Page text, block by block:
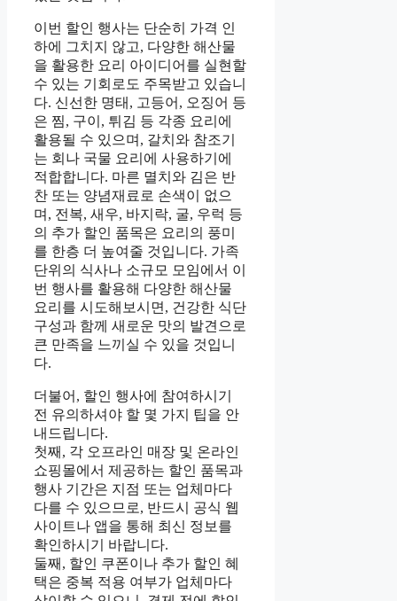
이번 할인 행사는 단순히 가격 인
하에 그치지 않고, 다양한 해산물
을 활용한 요리 아이디어를 실현할
수 있는 기회로도 주목받고 있습니
다. 신선한 명태, 고등어, 오징어 등
은 찜, 구이, 튀김 등 각종 요리에
활용될 수 있으며, 갈치와 참조기
는 회나 국물 요리에 사용하기에
적합합니다. 마른 멸치와 김은 반
찬 또는 양념재료로 손색이 없으
며, 전복, 새우, 바지락, 굴, 우럭 등
의 추가 할인 품목은 요리의 풍미
를 한층 더 높여줄 것입니다. 가족
단위의 식사나 소규모 모임에서 이
번 행사를 활용해 다양한 해산물
요리를 시도해보시면, 건강한 식단
구성과 함께 새로운 맛의 발견으로
큰 만족을 느끼실 수 있을 것입니
다.
더불어, 할인 행사에 참여하시기
전 유의하셔야 할 몇 가지 팁을 안
내드립니다.
첫째, 각 오프라인 매장 및 온라인
쇼핑몰에서 제공하는 할인 품목과
행사 기간은 지점 또는 업체마다
다를 수 있으므로, 반드시 공식 웹
사이트나 앱을 통해 최신 정보를
확인하시기 바랍니다.
둘째, 할인 쿠폰이나 추가 할인 혜
택은 중복 적용 여부가 업체마다